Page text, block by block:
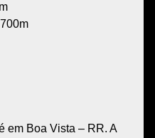
em Boa Vista – RR. A